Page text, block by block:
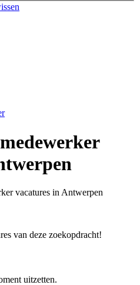
vacatures in Antwerpen
van deze zoekopdracht!
uitzetten.